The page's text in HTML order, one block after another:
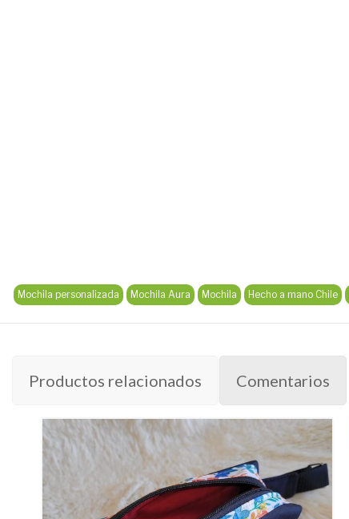
Mochila personalizada Mochila Aura Mochila Hecho a mano Chile
Productos relacionados Comentarios